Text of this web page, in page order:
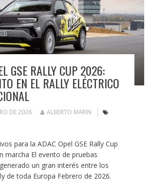
GSE RALLY CUP 2026:
EN EL RALLY ELÉCTRICO
DE 2026
ALBERTO MARIN
para la ADAC Opel GSE Rally Cup
marcha El evento de pruebas
un gran interés entre los
de toda Europa Febrero de 2026.